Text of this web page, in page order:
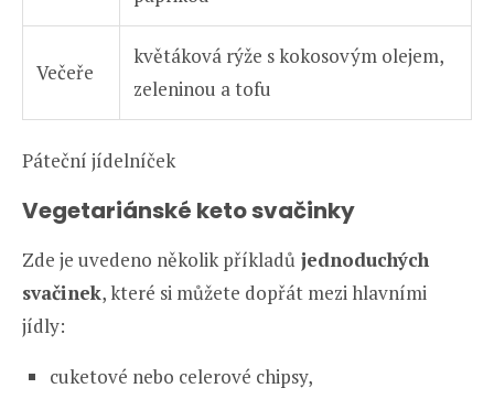
Večeře
květáková rýže s kokosovým olejem,
zeleninou a tofu
Páteční jídelníček
Vegetariánské keto svačinky
Zde je uvedeno několik příkladů jednoduchých
svačinek, které si můžete dopřát mezi hlavními
jídly:
cuketové nebo celerové chipsy,